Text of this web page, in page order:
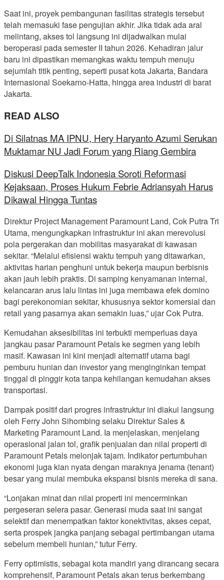
Saat ini, proyek pembangunan fasilitas strategis tersebut
telah memasuki fase pengujian akhir. Jika tidak ada aral
melintang, akses tol langsung ini dijadwalkan mulai
beroperasi pada semester II tahun 2026. Kehadiran jalur
baru ini dipastikan memangkas waktu tempuh menuju
sejumlah titik penting, seperti pusat kota Jakarta, Bandara
Internasional Soekarno-Hatta, hingga area industri di barat
Jakarta.
READ ALSO
Di Silatnas MA IPNU, Hery Haryanto Azumi Serukan
Muktamar NU Jadi Forum yang Riang Gembira
Diskusi DeepTalk Indonesia Soroti Reformasi
Kejaksaan, Proses Hukum Febrie Adriansyah Harus
Dikawal Hingga Tuntas
Direktur Project Management Paramount Land, Cok Putra Tri
Utama, mengungkapkan infrastruktur ini akan merevolusi
pola pergerakan dan mobilitas masyarakat di kawasan
sekitar. “Melalui efisiensi waktu tempuh yang ditawarkan,
aktivitas harian penghuni untuk bekerja maupun berbisnis
akan jauh lebih praktis. Di samping kenyamanan internal,
kelancaran arus lalu lintas ini juga membawa efek domino
bagi perekonomian sekitar, khususnya sektor komersial dan
retail yang pasarnya akan semakin luas,” ujar Cok Putra.
Kemudahan aksesibilitas ini terbukti memperluas daya
jangkau pasar Paramount Petals ke segmen yang lebih
masif. Kawasan ini kini menjadi alternatif utama bagi
pemburu hunian dan investor yang menginginkan tempat
tinggal di pinggir kota tanpa kehilangan kemudahan akses
transportasi.
Dampak positif dari progres infrastruktur ini diakui langsung
oleh Ferry John Sihombing selaku Direktur Sales &
Marketing Paramount Land. Ia menjelaskan, menjelang
operasional jalan tol, grafik penjualan dan nilai properti di
Paramount Petals melonjak tajam. Indikator pertumbuhan
ekonomi juga kian nyata dengan maraknya jenama (tenant)
besar yang mulai membuka ekspansi bisnis mereka di sana.
“Lonjakan minat dan nilai properti ini mencerminkan
pergeseran selera pasar. Generasi muda saat ini sangat
selektif dan menempatkan faktor konektivitas, akses cepat,
serta prospek jangka panjang sebagai pertimbangan utama
sebelum membeli hunian,” tutur Ferry.
Ferry optimistis, sebagai kota mandiri yang dirancang secara
komprehensif, Paramount Petals akan terus berkembang